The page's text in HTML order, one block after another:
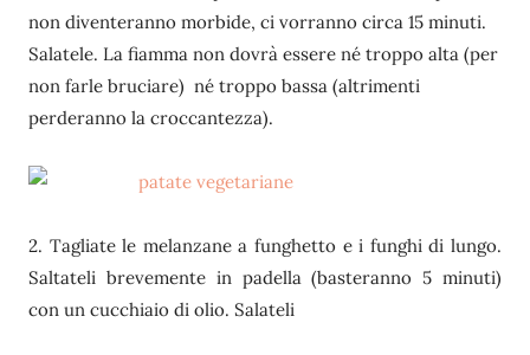
non diventeranno morbide, ci vorranno circa 15 minuti.
Salatele. La fiamma non dovrà essere né troppo alta (per
non farle bruciare) né troppo bassa (altrimenti
perderanno la croccantezza).
2. Tagliate le melanzane a funghetto e i funghi di lungo.
Saltateli brevemente in padella (basteranno 5 minuti)
con un cucchiaio di olio. Salateli